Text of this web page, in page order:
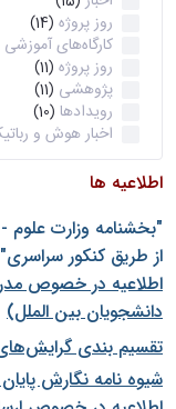
روز پروژه (14)
کارگاه‌های آموزشی
روز پروژه (11)
پژوهشی (11)
رویدادها (10)
اخبار هوش و
اطلاعیه ها
"بخشنامه وزارت علوم
از طريق كنكور سراسری"
اطلاعیه در خصوص
دانشجویان بین الملل)
تقسیم بندی
شيوه نامه نگارش